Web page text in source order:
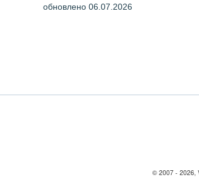
обновлено 06.07.2026
© 2007 - 2026,